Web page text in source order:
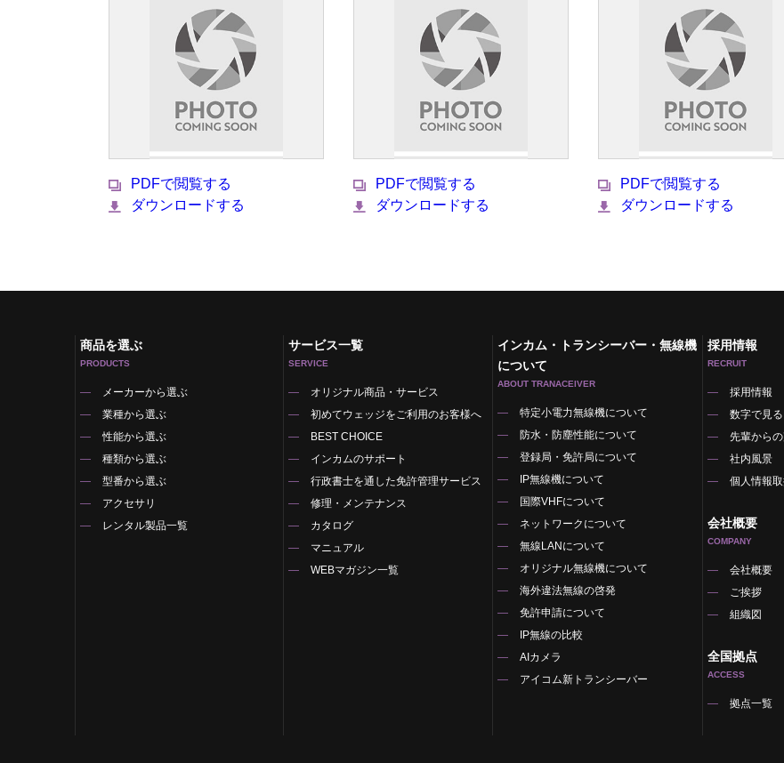
PDFで閲覧する
ダウンロードする
PDFで閲覧する
ダウンロードする
PDFで閲覧する
ダウンロードする
商品を選ぶ
PRODUCTS
メーカーから選ぶ
業種から選ぶ
性能から選ぶ
種類から選ぶ
型番から選ぶ
アクセサリ
レンタル製品一覧
サービス一覧
SERVICE
オリジナル商品・サービス
初めてウェッジをご利用のお客様へ
BEST CHOICE
インカムのサポート
行政書士を通した免許管理サービス
修理・メンテナンス
カタログ
マニュアル
WEBマガジン一覧
インカム・トランシーバー・無線機
について
ABOUT TRANACEIVER
特定小電力無線機について
防水・防塵性能について
登録局・免許局について
IP無線機について
国際VHFについて
ネットワークについて
無線LANについて
オリジナル無線機について
海外違法無線の啓発
免許申請について
IP無線の比較
AIカメラ
アイコム新トランシーバー
採用情報
RECRUIT
採用情報
数字で見
先輩から
社内風景
個人情報
会社概要
COMPANY
会社概要
ご挨拶
組織図
全国拠点
ACCESS
拠点一覧